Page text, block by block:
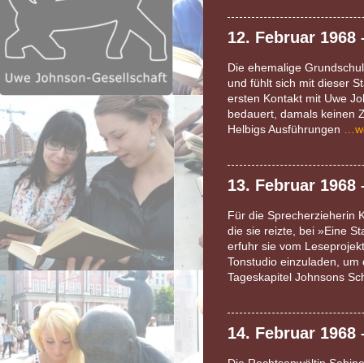
12. Februar
Die ehemalige
und fühlt sich mit dieser
ersten Kontakt mit Uwe
bedauert, damals keinen
Helbigs Ausführungen
13. Februar
Für die Sprecherzieherin
die sie reizte, bei »Eine
erfuhr sie vom
Tonstudio einzuladen,
Tageskapitel Johnsons
14. Februar 1968